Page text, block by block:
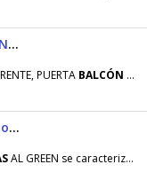
EN ALQUILER MONOAMBIENTE CON BALCON PARAGUAY 154
PUERTA BALCÓN
Alquiler, Departamento monoambiente, balcón con parrillero, Fisherton
AL GREEN se caracteriza por su excelente ubicación, lindero